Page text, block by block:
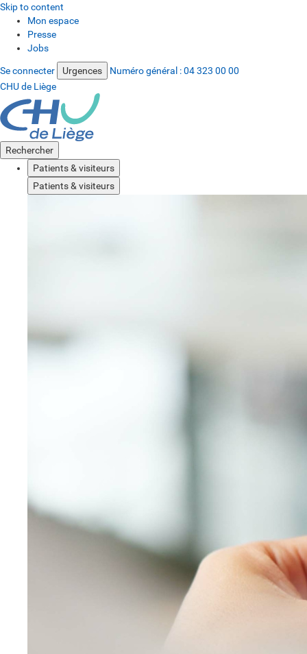
Skip to content
Mon espace
Presse
Jobs
Se connecter Urgences Numéro général :04 323 00 00
CHU de Liège
Rechercher
Patients & visiteurs
Patients & visiteurs